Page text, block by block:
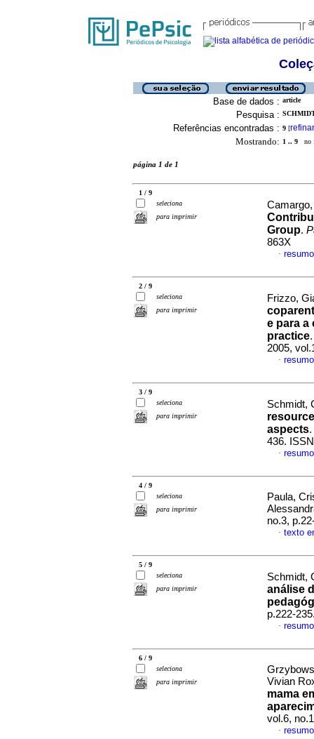
Base de dados : article
Pesquisa :
Referências encontradas : 9 [refinar
Mostrando: 1 .. 9 no
página 1 de 1
1 / 9
seleciona
para imprimir
Group.
863X
·
2 / 9
seleciona
para imprimir
Frizzo,
e para a
practice
2005,
·
3 / 9
seleciona
para imprimir
Schmidt,
aspects.
436.
·
4 / 9
seleciona
para imprimir
Paula,
no.3,
· texto
5 / 9
seleciona
para imprimir
Schmidt,
análise
p.222-
·
6 / 9
seleciona
para imprimir
Vivian
mama
vol.6,
·